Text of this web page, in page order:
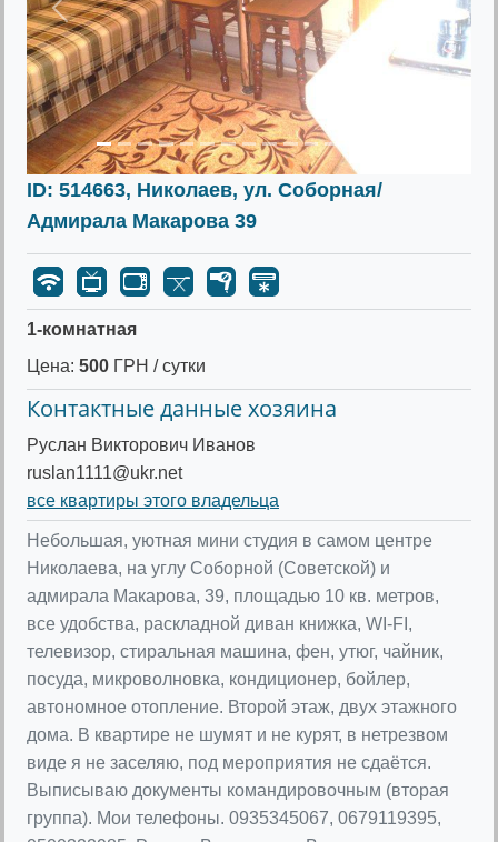
Предыдущее
ID: 514663, Николаев, ул. Соборная/
Адмирала Макарова 39
1-комнатная
Цена: 500 ГРН / сутки
Контактные данные хозяина
Руслан Викторович Иванов
ruslan1111@ukr.net
все квартиры этого владельца
Небольшая, уютная мини студия в самом центре
Николаева, на углу Соборной (Советской) и
адмирала Макарова, 39, площадью 10 кв. метров,
все удобства, раскладной диван книжка, WI-FI,
телевизор, стиральная машина, фен, утюг, чайник,
посуда, микроволновка, кондиционер, бойлер,
автономное отопление. Второй этаж, двух этажного
дома. В квартире не шумят и не курят, в нетрезвом
виде я не заселяю, под мероприятия не сдаётся.
Выписываю документы командировочным (вторая
группа). Мои телефоны. 0935345067, 0679119395,